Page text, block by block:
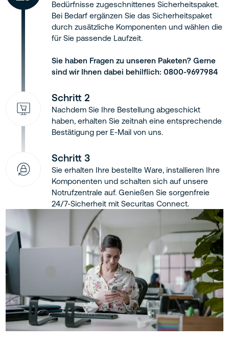
Bedürfnisse zugeschnittenes Sicherheitspaket.
Bei Bedarf ergänzen Sie das Sicherheitspaket
durch zusätzliche Komponenten und wählen die
für Sie passende Laufzeit.
Sie haben Fragen zu unseren Paketen? Gerne
sind wir Ihnen dabei behilflich: 0800-9697984
Schritt 2
Nachdem Sie Ihre Bestellung abgeschickt
haben, erhalten Sie zeitnah eine entsprechende
Bestätigung per E-Mail von uns.
Schritt 3
Sie erhalten Ihre bestellte Ware, installieren Ihre
Komponenten und schalten sich auf unsere
Notrufzentrale auf. Genießen Sie sorgenfreie
24/7-Sicherheit mit Securitas Connect.